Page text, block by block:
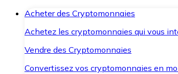
Acheter des Cryptomonnaies
Achetez les cryptomonnaies qui vous
Vendre des Cryptomonnaies
Convertissez vos cryptomonnaies en